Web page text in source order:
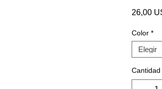
26,00
Color *
Cantidad